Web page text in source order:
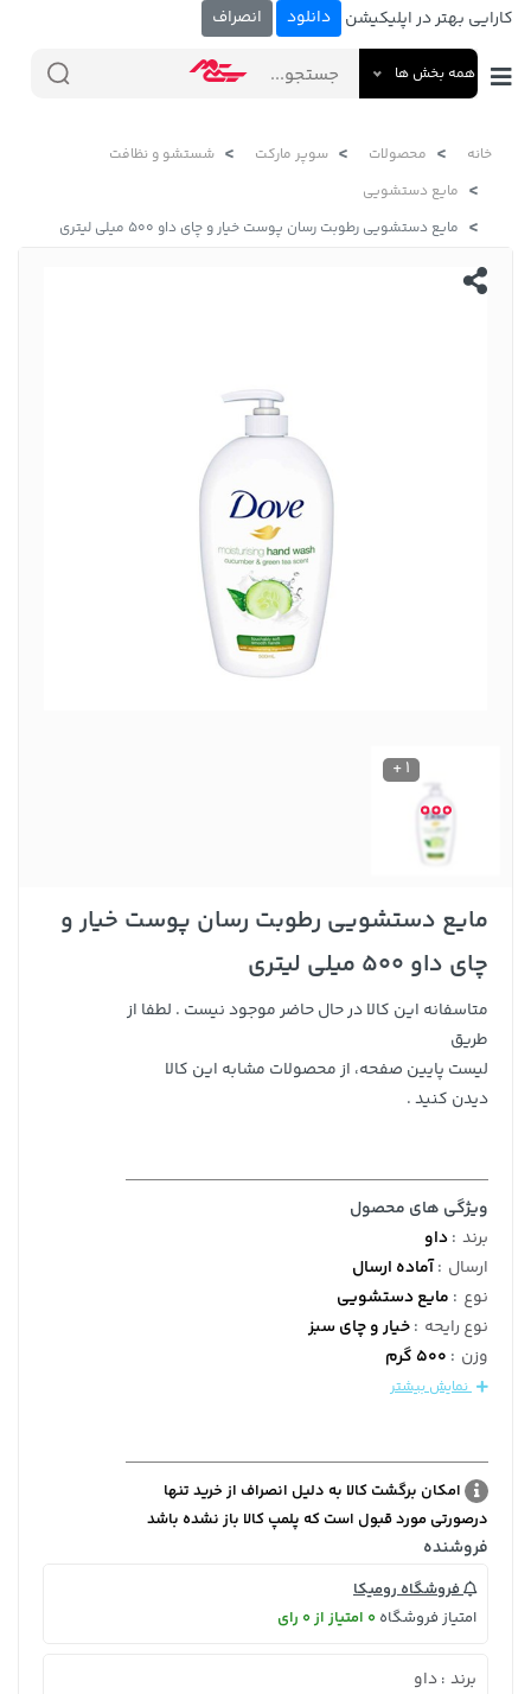
کارایی بهتر در اپلیکیشن دانلود انصراف
همه بخش ها
خانه محصولات سوپر مارکت
شستشو و نظافت
مایع دستشویی
مایع دستشویی رطوبت رسان پوست خیار و چای داو 500 میلی لیتری
1 +
مایع دستشویی رطوبت رسان پوست خیار و
چای داو 500 میلی لیتری
متاسفانه این کالا در حال حاضر موجود نیست . لطفا از
طریق
لیست پایین صفحه، از محصولات مشابه این کالا
دیدن کنید .
ویژگی های محصول
برند :داو
ارسال :آماده ارسال
نوع : مایع دستشویی
نوع رایحه :خیار و چای سبز
وزن : 500 گرم
نمایش بیشتر
امکان برگشت کالا به دلیل انصراف از خرید تنها
درصورتی مورد قبول است که پلمپ کالا باز نشده باشد
فروشنده
فروشگاه رومیکا
امتیاز فروشگاه 0 امتیاز از 0 رای
برند : داو